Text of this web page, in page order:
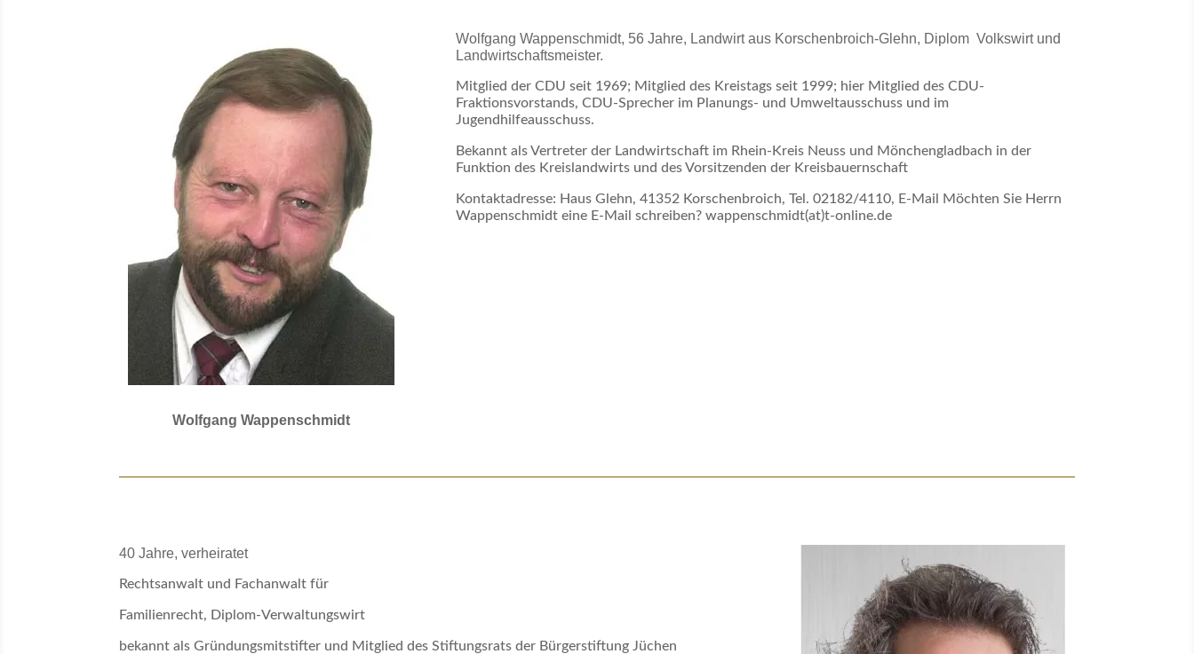
Wolfgang Wappenschmidt
Wolfgang Wappenschmidt, 56 Jahre, Landwirt aus Korschenbroich-Glehn, Diplom Volkswirt und
Landwirtschaftsmeister.
Mitglied der CDU seit 1969; Mitglied des Kreistags seit 1999; hier Mitglied des CDU-
Fraktionsvorstands, CDU-Sprecher im Planungs- und Umweltausschuss und im
Jugendhilfeausschuss.
Bekannt als Vertreter der Landwirtschaft im Rhein-Kreis Neuss und Mönchengladbach in der
Funktion des Kreislandwirts und des Vorsitzenden der Kreisbauernschaft
Kontaktadresse: Haus Glehn, 41352 Korschenbroich, Tel. 02182/4110, E-Mail Möchten Sie Herrn
Wappenschmidt eine E-Mail schreiben? wappenschmidt(at)t-online.de
40 Jahre, verheiratet
Rechtsanwalt und Fachanwalt für
Familienrecht, Diplom-Verwaltungswirt
bekannt als Gründungsmitstifter und Mitglied des Stiftungsrats der Bürgerstiftung Jüchen